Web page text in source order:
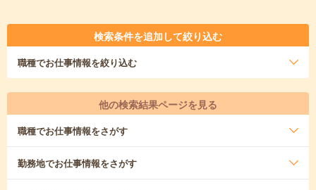
検索条件を追加して絞り込む
職種でお仕事情報を絞り込む
他の検索結果ページを見る
職種でお仕事情報をさがす
勤務地でお仕事情報をさがす